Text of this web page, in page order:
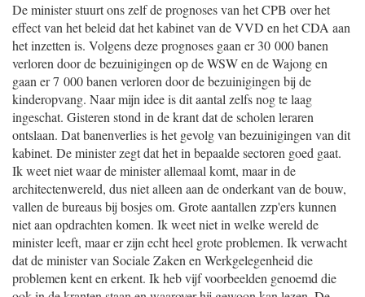
De minister stuurt ons zelf de prognoses van het CPB over het
effect van het beleid dat het kabinet van de VVD en het CDA aan
het inzetten is. Volgens deze prognoses gaan er 30 000 banen
verloren door de bezuinigingen op de WSW en de Wajong en
gaan er 7 000 banen verloren door de bezuinigingen bij de
kinderopvang. Naar mijn idee is dit aantal zelfs nog te laag
ingeschat. Gisteren stond in de krant dat de scholen leraren
ontslaan. Dat banenverlies is het gevolg van bezuinigingen van dit
kabinet. De minister zegt dat het in bepaalde sectoren goed gaat.
Ik weet niet waar de minister allemaal komt, maar in de
architectenwereld, dus niet alleen aan de onderkant van de bouw,
vallen de bureaus bij bosjes om. Grote aantallen zzp'ers kunnen
niet aan opdrachten komen. Ik weet niet in welke wereld de
minister leeft, maar er zijn echt heel grote problemen. Ik verwacht
dat de minister van Sociale Zaken en Werkgelegenheid die
problemen kent en erkent. Ik heb vijf voorbeelden genoemd die